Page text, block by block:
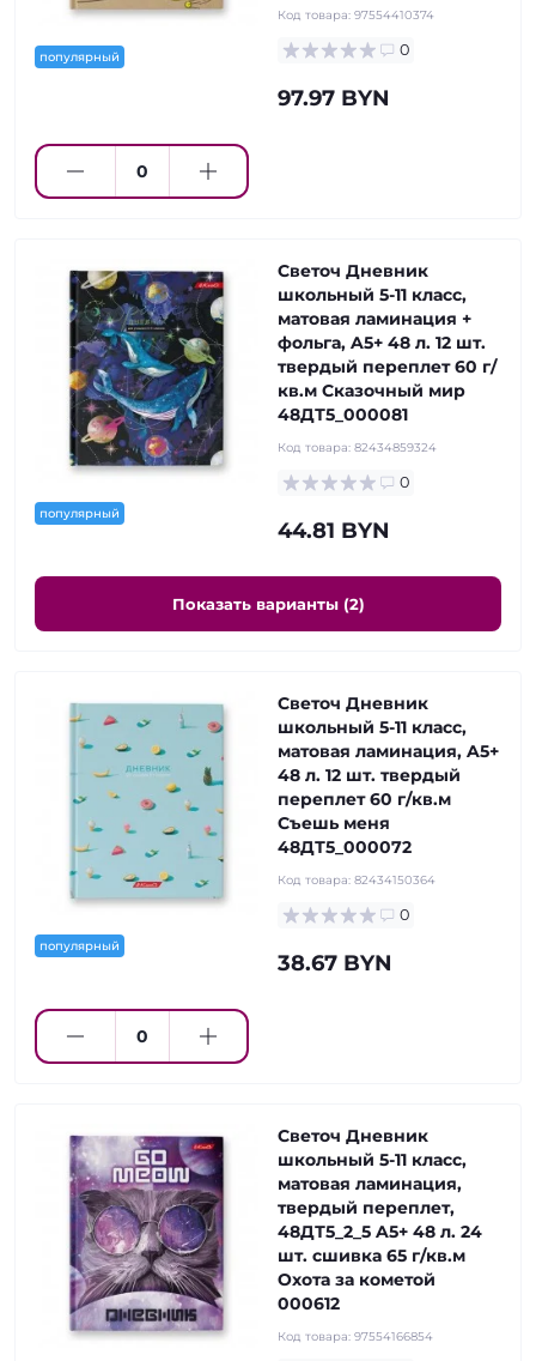
популярный
Код товара: 97554410374
0
97.97 BYN
популярный
Светоч Дневник
школьный 5-11 класс,
матовая ламинация +
фольга, A5+ 48 л. 12 шт.
твердый переплет 60 г/
кв.м Сказочный мир
48ДТ5_000081
Код товара: 82434859324
0
44.81 BYN
Показать варианты (2)
популярный
Светоч Дневник
школьный 5-11 класс,
матовая ламинация, A5+
48 л. 12 шт. твердый
переплет 60 г/кв.м
Съешь меня
48ДТ5_000072
Код товара: 82434150364
0
38.67 BYN
Светоч Дневник
школьный 5-11 класс,
матовая ламинация,
твердый переплет,
48ДТ5_2_5 A5+ 48 л. 24
шт. сшивка 65 г/кв.м
Охота за кометой
000612
Код товара: 97554166854